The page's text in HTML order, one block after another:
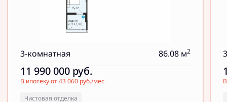
3-комнатная 86.08 м2
11 990 000 руб.
В ипотеку от 43 060 руб./мес.
Чистовая отделка